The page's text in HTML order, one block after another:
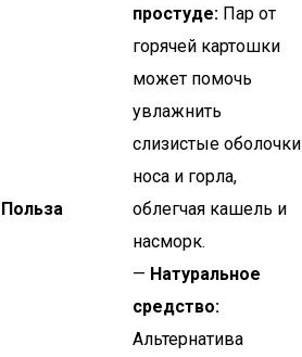
Польза
простуде: Пар от
горячей картошки
может помочь
увлажнить
слизистые оболочки
носа и горла,
облегчая кашель и
насморк.
— Натуральное
средство:
Альтернатива